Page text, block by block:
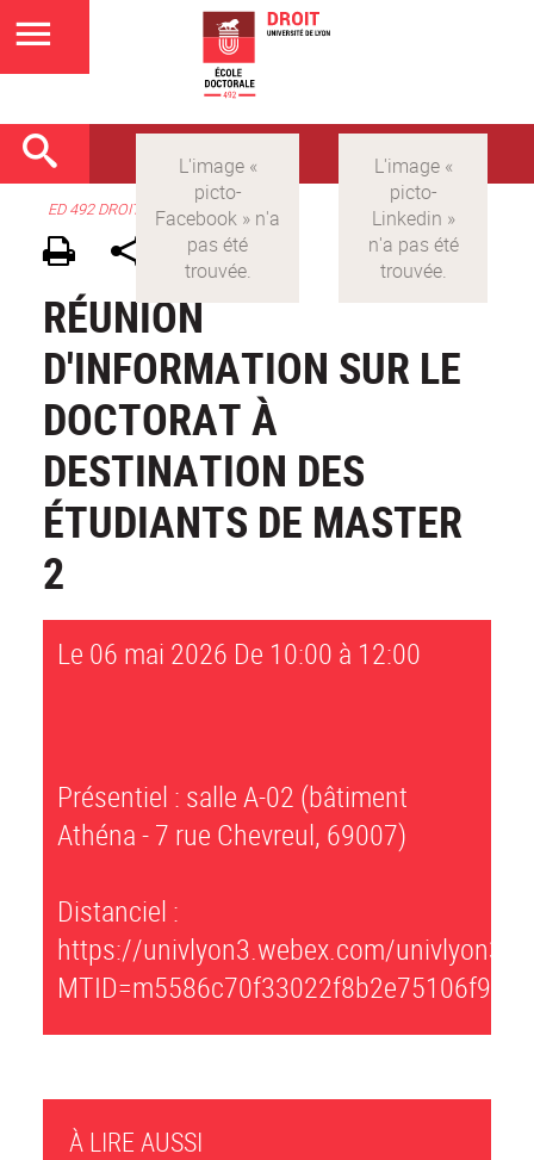
ED 492 DROIT
RÉUNION
D'INFORMATION SUR LE
DOCTORAT À
DESTINATION DES
ÉTUDIANTS DE MASTER
2
Le 06 mai 2026 De 10:00 à 12:00
Présentiel : salle A-02 (bâtiment
Athéna - 7 rue Chevreul, 69007)
Distanciel :
https://univlyon3.webex.com/univlyon3/
À LIRE AUSSI